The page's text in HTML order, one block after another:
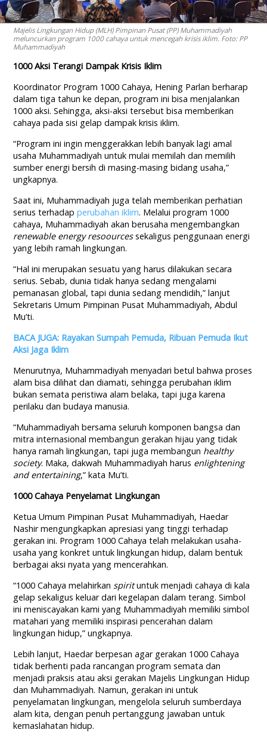
Majelis Lingkungan Hidup (MLH) Pimpinan Pusat (PP) Muhammadiyah
meluncurkan program 1000 cahaya untuk mencegah krisis iklim. Foto: PP
Muhammadiyah
1000 Aksi Terangi Dampak Krisis Iklim
Koordinator Program 1000 Cahaya, Hening Parlan berharap
dalam tiga tahun ke depan, program ini bisa menjalankan
1000 aksi. Sehingga, aksi-aksi tersebut bisa memberikan
cahaya pada sisi gelap dampak krisis iklim.
“Program ini ingin menggerakkan lebih banyak lagi amal
usaha Muhammadiyah untuk mulai memilah dan memilih
sumber energi bersih di masing-masing bidang usaha,”
ungkapnya.
Saat ini, Muhammadiyah juga telah memberikan perhatian
serius terhadapperubahan iklim. Melalui program 1000
cahaya, Muhammadiyah akan berusaha mengembangkan
renewable energy resoourcessekaligus penggunaan energi
yang lebih ramah lingkungan.
“Hal ini merupakan sesuatu yang harus dilakukan secara
serius. Sebab, dunia tidak hanya sedang mengalami
pemanasan global, tapi dunia sedang mendidih,” lanjut
Sekretaris Umum Pimpinan Pusat Muhammadiyah, Abdul
Mu’ti.
BACA JUGA: Rayakan Sumpah Pemuda, Ribuan Pemuda Ikut
Aksi Jaga Iklim
Menurutnya, Muhammadiyah menyadari betul bahwa proses
alam bisa dilihat dan diamati, sehingga perubahan iklim
bukan semata peristiwa alam belaka, tapi juga karena
perilaku dan budaya manusia.
“Muhammadiyah bersama seluruh komponen bangsa dan
mitra internasional membangun gerakan hijau yang tidak
hanya ramah lingkungan, tapi juga membangun healthy
society. Maka, dakwah Muhammadiyah harus enlightening
and entertaining,” kata Mu’ti.
1000 Cahaya Penyelamat Lingkungan
Ketua Umum Pimpinan Pusat Muhammadiyah, Haedar
Nashir mengungkapkan apresiasi yang tinggi terhadap
gerakan ini. Program 1000 Cahaya telah melakukan usaha-
usaha yang konkret untuk lingkungan hidup, dalam bentuk
berbagai aksi nyata yang mencerahkan.
“1000 Cahaya melahirkan spirituntuk menjadi cahaya di kala
gelap sekaligus keluar dari kegelapan dalam terang. Simbol
ini meniscayakan kami yang Muhammadiyah memiliki simbol
matahari yang memiliki inspirasi pencerahan dalam
lingkungan hidup,” ungkapnya.
Lebih lanjut, Haedar berpesan agar gerakan 1000 Cahaya
tidak berhenti pada rancangan program semata dan
menjadi praksis atau aksi gerakan Majelis Lingkungan Hidup
dan Muhammadiyah. Namun, gerakan ini untuk
penyelamatan lingkungan, mengelola seluruh sumberdaya
alam kita, dengan penuh pertanggung jawaban untuk
kemaslahatan hidup.